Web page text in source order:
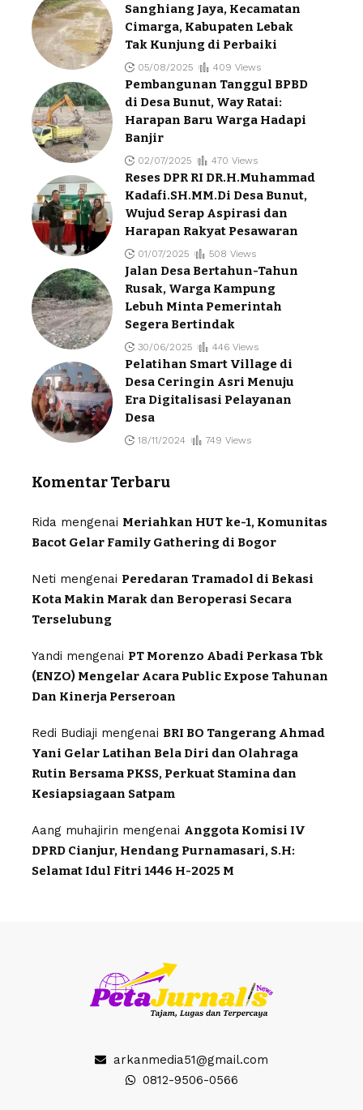
Sanghiang Jaya, Kecamatan
Cimarga, Kabupaten Lebak
Tak Kunjung di Perbaiki
05/08/2025 409 Views
Pembangunan Tanggul BPBD
di Desa Bunut, Way Ratai:
Harapan Baru Warga Hadapi
Banjir
02/07/2025 470 Views
Reses DPR RI DR.H.Muhammad
Kadafi.SH.MM.Di Desa Bunut,
Wujud Serap Aspirasi dan
Harapan Rakyat Pesawaran
01/07/2025 508 Views
Jalan Desa Bertahun-Tahun
Rusak, Warga Kampung
Lebuh Minta Pemerintah
Segera Bertindak
30/06/2025 446 Views
Pelatihan Smart Village di
Desa Ceringin Asri Menuju
Era Digitalisasi Pelayanan
Desa
18/11/2024 749 Views
Komentar Terbaru
Rida mengenai Meriahkan HUT ke-1, Komunitas
Bacot Gelar Family Gathering di Bogor
Neti mengenai Peredaran Tramadol di Bekasi
Kota Makin Marak dan Beroperasi Secara
Terselubung
Yandi mengenai PT Morenzo Abadi Perkasa Tbk
(ENZO) Mengelar Acara Public Expose Tahunan
Dan Kinerja Perseroan
Redi Budiaji mengenai BRI BO Tangerang Ahmad
Yani Gelar Latihan Bela Diri dan Olahraga
Rutin Bersama PKSS, Perkuat Stamina dan
Kesiapsiagaan Satpam
Aang muhajirin mengenai Anggota Komisi IV
DPRD Cianjur, Hendang Purnamasari, S.H:
Selamat Idul Fitri 1446 H-2025 M
arkanmedia51@gmail.com
0812-9506-0566